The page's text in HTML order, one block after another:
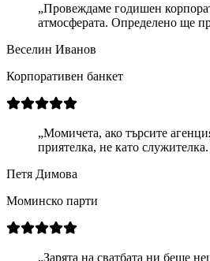
„Провеждаме годишен
атмосферата. Определено ще
Веселин Иванов
Корпоративен банкет
„Момичета, ако търсите
приятелка, не като
Петя Димова
Моминско парти
„Зарята на сватбата ни беше